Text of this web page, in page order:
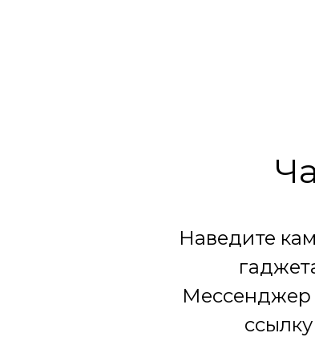
Наведите
Мессенджер